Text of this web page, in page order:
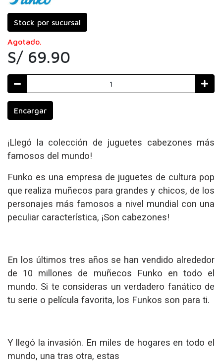
Stock por sucursal
Agotado.
S/ 69.90
Encargar
¡Llegó la colección de juguetes cabezones más
famosos del mundo!
Funko es una empresa de juguetes de cultura pop
que realiza muñecos para grandes y chicos, de los
personajes más famosos a nivel mundial con una
peculiar característica, ¡Son cabezones!
En los últimos tres años se han vendido alrededor
de 10 millones de muñecos Funko en todo el
mundo. Si te consideras un verdadero fanático de
tu serie o película favorita, los Funkos son para ti.
Y llegó la invasión. En miles de hogares en todo el
mundo, una tras otra, estas